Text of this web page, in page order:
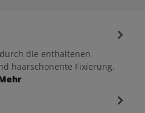
die enthaltenen
haarschonente Fixierung.